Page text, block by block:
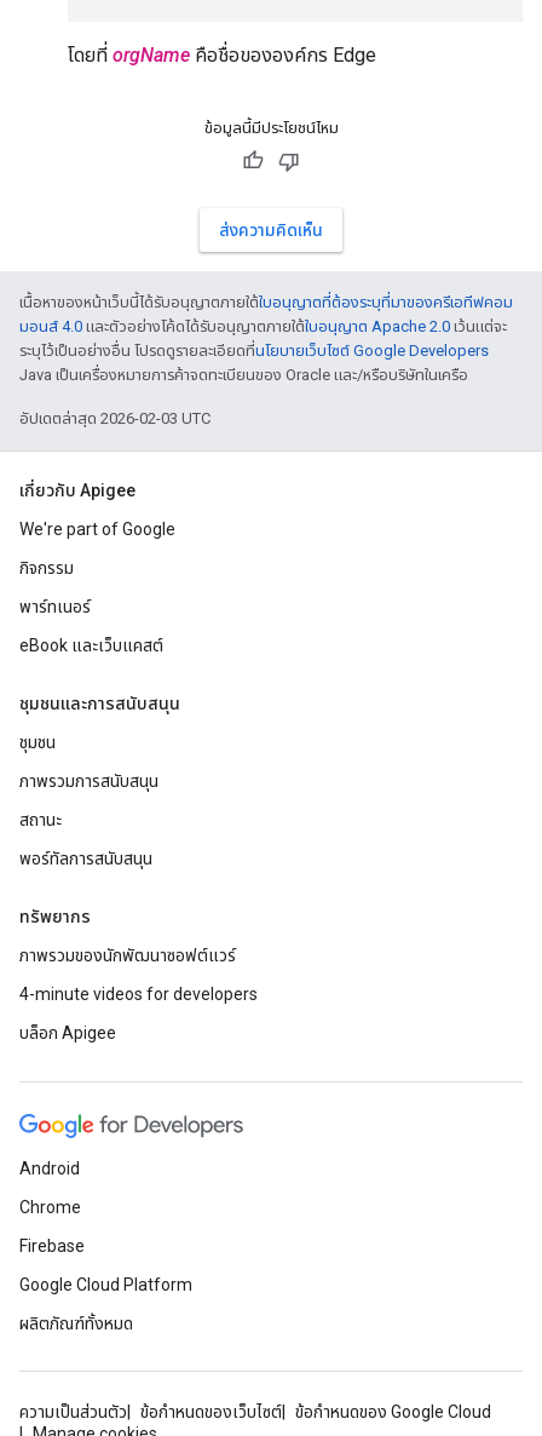
โดยที่ orgName คือชื่อขององค์กร Edge
ข้อมูลนี้มีประโยชน์ไหม
ส่งความคิดเห็น
เนื้อหาของหน้าเว็บนี้ได้รับอนุญาตภายใต้ใบอนุญาตที่ต้องระบุที่มาของครีเอทีฟคอม
มอนส์ 4.0 และตัวอย่างโค้ดได้รับอนุญาตภายใต้ใบอนุญาต Apache 2.0 เว้นแต่จะ
ระบุไว้เป็นอย่างอื่น โปรดดูรายละเอียดที่นโยบายเว็บไซต์ Google Developers
Java เป็นเครื่องหมายการค้าจดทะเบียนของ Oracle และ/หรือบริษัทในเครือ
อัปเดตล่าสุด 2026-02-03 UTC
เกี่ยวกับ Apigee
We're part of Google
กิจกรรม
พาร์ทเนอร์
eBook และเว็บแคสต์
ชุมชนและการสนับสนุน
ชุมชน
ภาพรวมการสนับสนุน
สถานะ
พอร์ทัลการสนับสนุน
ทรัพยากร
ภาพรวมของนักพัฒนาซอฟต์แวร์
4-minute videos for developers
บล็อก Apigee
Android
Chrome
Firebase
Google Cloud Platform
ผลิตภัณฑ์ทั้งหมด
ความเป็นส่วนตัว ข้อกำหนดของเว็บไซต์
ข้อกำหนดของ Google Cloud